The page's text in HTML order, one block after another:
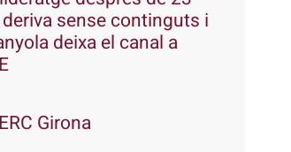
sense continguts i
deixa el canal a
Girona